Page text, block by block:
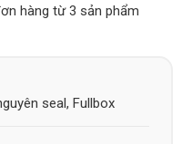
hàng từ 3 sản phẩm
seal, Fullbox